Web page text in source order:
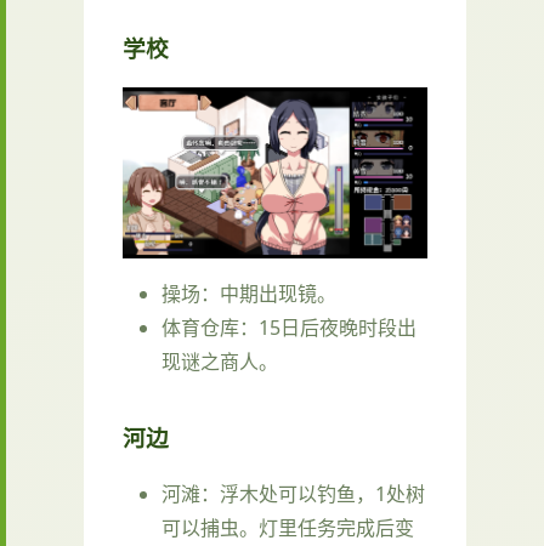
学校
操场：中期出现镜。
体育仓库：15日后夜晚时段出
现谜之商人。
河边
河滩：浮木处可以钓鱼，1处树
可以捕虫。灯里任务完成后变